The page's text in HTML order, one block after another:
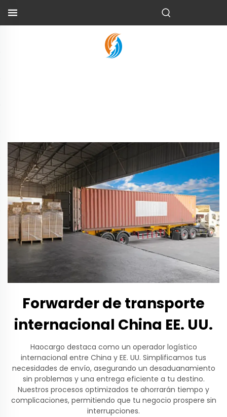
Forwarder de transporte
internacional China EE. UU.
Haocargo destaca como un operador logístico
internacional entre China y EE. UU. Simplificamos tus
necesidades de envío, asegurando un desaduanamiento
sin problemas y una entrega eficiente a tu destino.
Nuestros procesos optimizados te ahorrarán tiempo y
complicaciones, permitiendo que tu negocio prospere sin
interrupciones.